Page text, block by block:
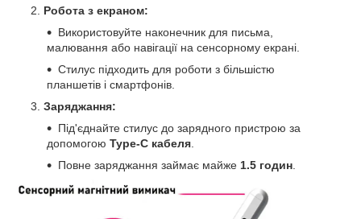
Робота з екраном:
Використовуйте наконечник для письма,
малювання або навігації на сенсорному екрані.
Стилус підходить для роботи з більшістю
планшетів і смартфонів.
Заряджання:
Під'єднайте стилус до зарядного пристрою за
допомогою Type-C кабеля.
Повне заряджання займає майже 1.5 годин.